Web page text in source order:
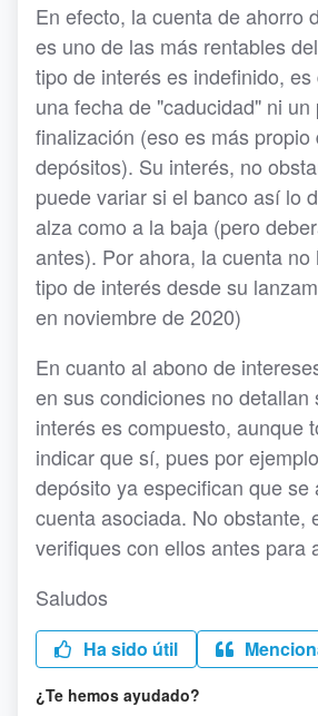
En efecto, la cuenta de ahorro
es uno de las más rentables
tipo de interés es indefinido,
una fecha de "caducidad" ni un
finalización (eso es más propio
depósitos). Su interés, no
puede variar si el banco así lo
alza como a la baja (pero
antes). Por ahora, la cuenta no
tipo de interés desde su
en noviembre de 2020)
En cuanto al abono de
en sus condiciones no detallan
interés es compuesto, aunque
indicar que sí, pues por
depósito ya especifican que se
cuenta asociada. No obstante,
verifiques con ellos antes para
Saludos
Ha sido útil
¿Te hemos ayudado?